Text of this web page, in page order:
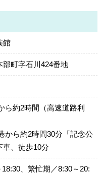
館
部町字石川424番地
ら約2時間（高速道路利
から約2時間30分「記念公
車、徒歩10分
、繁忙期／8:30～20: